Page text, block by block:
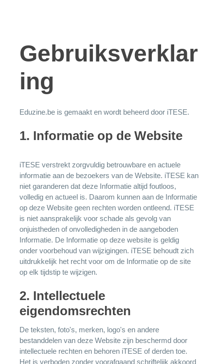
Gebruiksverklar
ing
Eduzine.be is gemaakt en wordt beheerd door iTESE.
1. Informatie op de Website
iTESE verstrekt zorgvuldig betrouwbare en actuele
informatie aan de bezoekers van de Website. iTESE kan
niet garanderen dat deze Informatie altijd foutloos,
volledig en actueel is. Daarom kunnen aan de Informatie
op deze Website geen rechten worden ontleend. iTESE
is niet aansprakelijk voor schade als gevolg van
onjuistheden of onvolledigheden in de aangeboden
Informatie. De Informatie op deze website is geldig
onder voorbehoud van wijzigingen. iTESE behoudt zich
uitdrukkelijk het recht voor om de Informatie op de site
op elk tijdstip te wijzigen.
2. Intellectuele
eigendomsrechten
De teksten, foto's, merken, logo's en andere
bestanddelen van deze Website zijn beschermd door
intellectuele rechten en behoren iTESE of derden toe.
Het is verboden zonder voorafgaand schriftelijk akkoord